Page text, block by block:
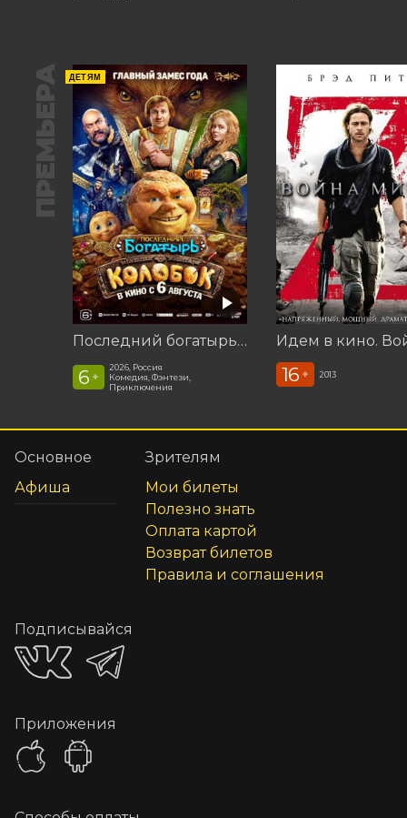
ПРЕМЬЕРА ДЕТЯМ
Последний богатырь. Колобок
6 +
2026, Россия
Комедия, Фэнтези,
Приключения
16 + 2013
Основное
Афиша
Зрителям
Мои билеты
Полезно знать
Оплата картой
Возврат билетов
Правила и соглашения
Подписывайся
Приложения